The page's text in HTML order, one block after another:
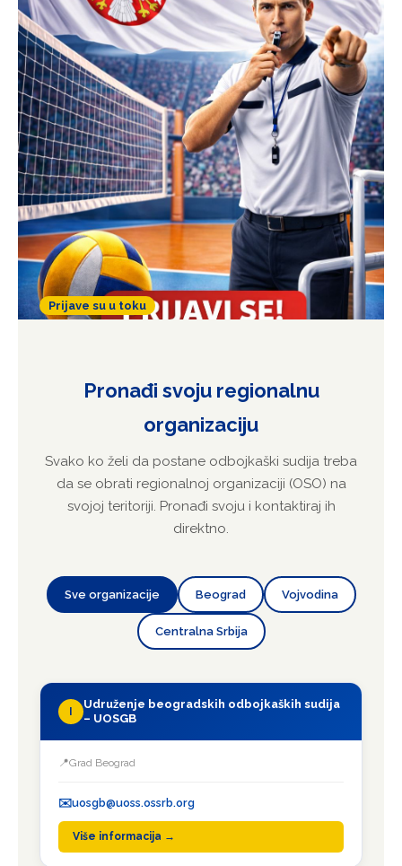
Prijave su u toku
UDRUŽENJE ODBOJKAŠKIH SUDIJA SRBIJE
Kako postati odbojkaški sudija?
da budeš aktivan deo igre, sudijska karijera je pravi
izbor za tebe. Prijavi se udruženju u svojoj sredini.
Pogledaj vodič
Pronađi svoju regionalnu
organizaciju
Svako ko želi da postane odbojkaški sudija treba
da se obrati regionalnoj organizaciji (OSO) na
svojoj teritoriji. Pronađi svoju i kontaktiraj ih
direktno.
Sve organizacije Beograd Vojvodina
Centralna Srbija
I
Udruženje beogradskih odbojkaških sudija
– UOSGB
Grad Beograd
uosgb@uoss.ossrb.org
Više informacija →